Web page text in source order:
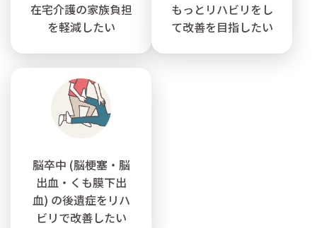
在宅介護の家族負担
を軽減したい
もっとリハビリをし
て改善を目指したい
脳卒中 (脳梗塞・脳
出血・くも膜下出
血) の後遺症をリハ
ビリで改善したい